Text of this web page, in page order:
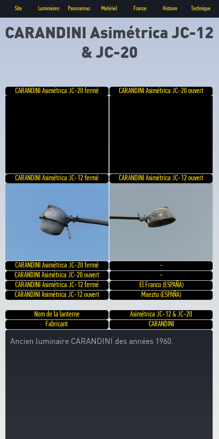
Site Luminaires Panoramas Matériel France Histoire Technique
CARANDINI Asimétrica JC-12
& JC-20
CARANDINI Asimétrica JC-20 fermé CARANDINI Asimétrica JC-20 ouvert
CARANDINI Asimétrica JC-12 fermé CARANDINI Asimétrica JC-12 ouvert
CARANDINI Asimétrica JC-20 fermé
-
CARANDINI Asimétrica JC-20 ouvert
-
CARANDINI Asimétrica JC-12 fermé
El Franco (ESPAÑA)
CARANDINI Asimétrica JC-12 ouvert
Maeztu (ESPAÑA)
Nom de la lanterne
Asimétrica JC-12 & JC-20
Fabricant
CARANDINI
Ancien luminaire CARANDINI des années 1960.